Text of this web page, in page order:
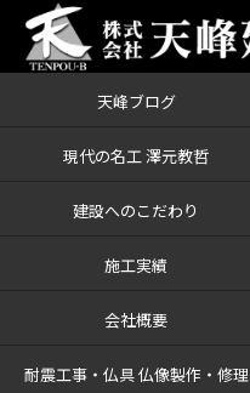
天峰ブログ
現代の名工 澤元教哲
建設へのこだわり
施工実績
会社概要
耐震工事・仏具 仏像製作・修理
ブログ 宗心寺様で地鎮式